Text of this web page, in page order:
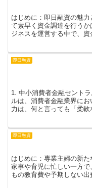
はじめに：即日融資の魅
て素早く資金調達を行う
ジネスを運営する中で、
即日融資
1. 中小消費者金融セント
ルは、消費者金融業界に
力は、何と言っても「柔
即日融資
はじめに：専業主婦の新
家事や育児に忙しい一方
もの教育費や予期しない